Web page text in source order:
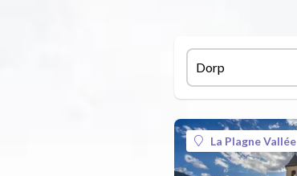
Dorp
La Plagne Vallée